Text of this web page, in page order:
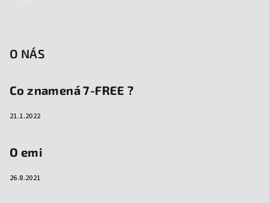
O NÁS
Co znamená 7-FREE ?
21.1.2022
O emi
26.8.2021